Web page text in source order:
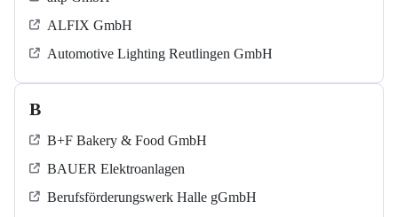
ALFIX GmbH
Automotive Lighting Reutlingen GmbH
B
B+F Bakery & Food GmbH
BAUER Elektroanlagen
Berufsförderungswerk Halle gGmbH